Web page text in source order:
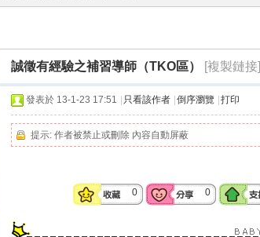
誠徵有經驗之補習導師（TKO區） [複製鏈接]
發表於 13-1-23 17:51 只看該作者 倒序瀏覽 打印
提示: 作者被禁止或刪除 內容自動屏蔽
0 0